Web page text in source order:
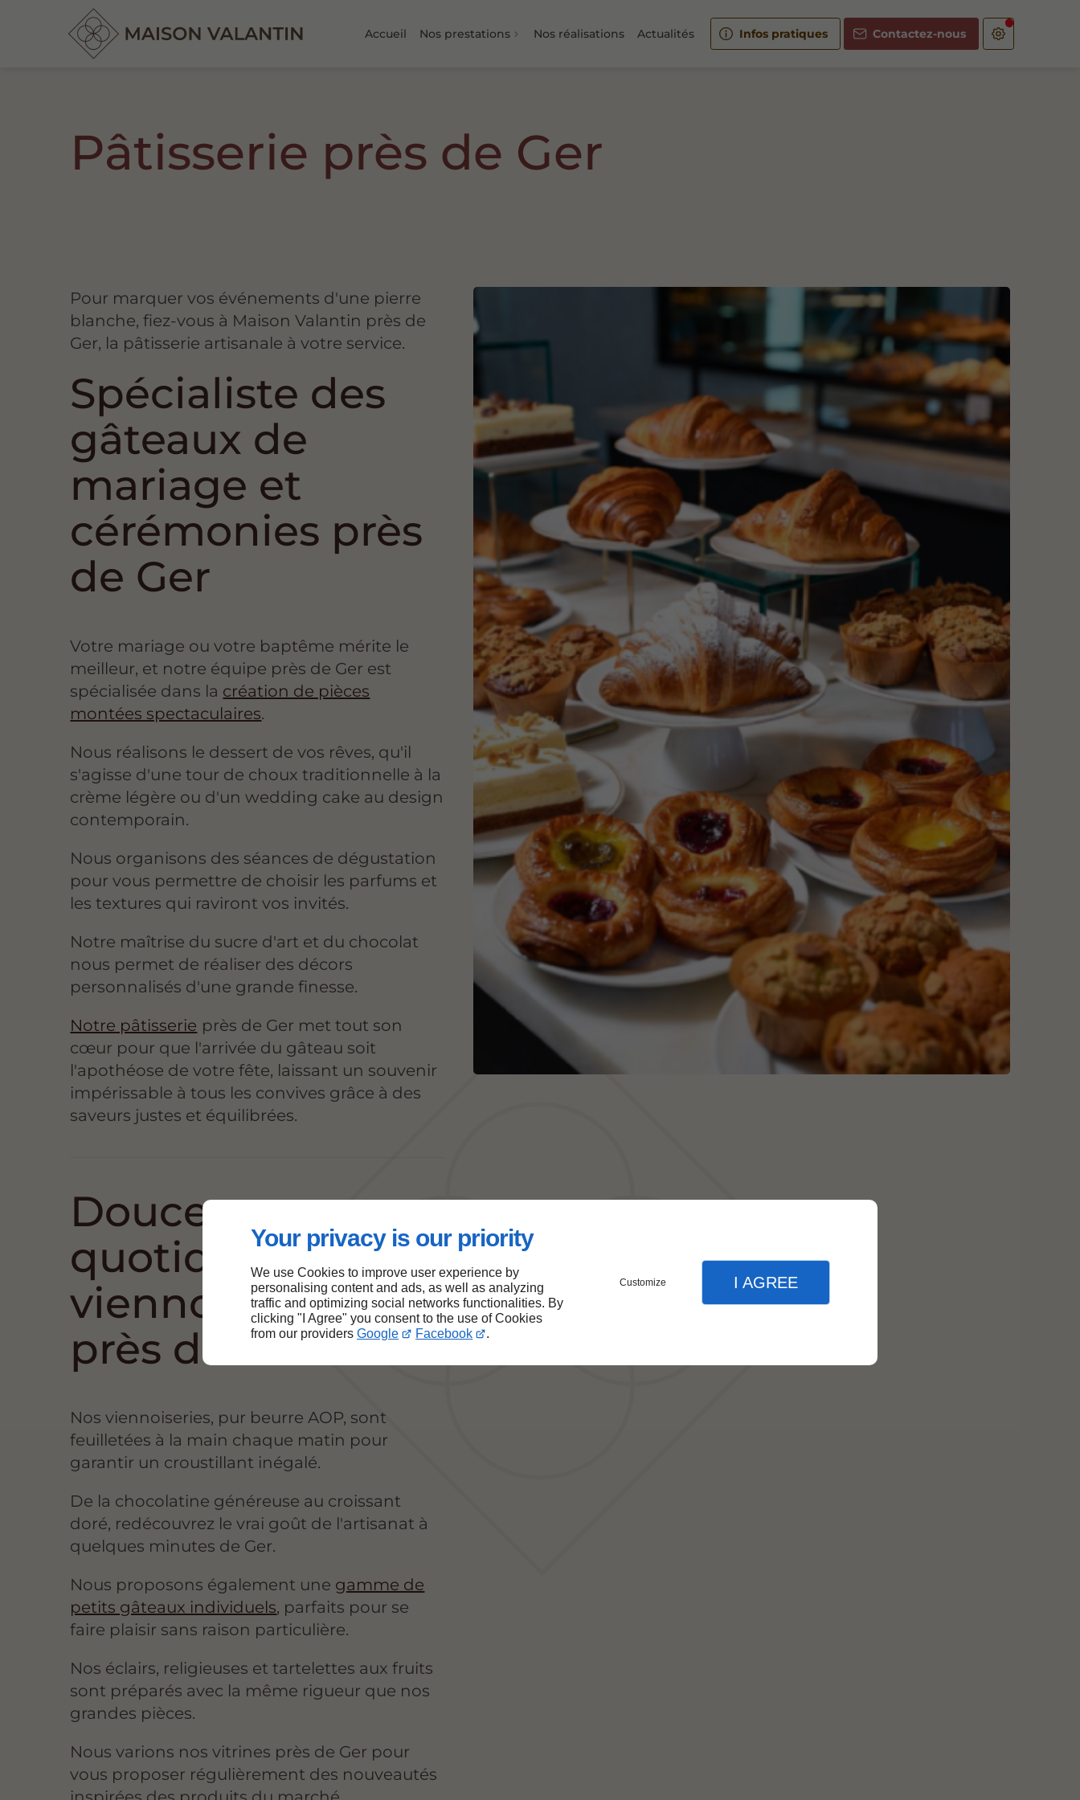
Your privacy is our priority
We use Cookies to improve user experience by
personalising content and ads, as well as analyzing
traffic and optimizing social networks functionalities. By
clicking "I Agree" you consent to the use of Cookies
from our providers Google Facebook .
Customize I AGREE
Accueil Nos prestations Nos réalisations Actualités Infos pratiques Contactez-nous
Pâtisserie près de Ger
Pour marquer vos événements d'une pierre
blanche, fiez-vous à Maison Valantin près de
Ger, la pâtisserie artisanale à votre service.
Spécialiste des
gâteaux de
mariage et
cérémonies près
de Ger
Votre mariage ou votre baptême mérite le
meilleur, et notre équipe près de Ger est
spécialisée dans la création de pièces
montées spectaculaires.
Nous réalisons le dessert de vos rêves, qu'il
s'agisse d'une tour de choux traditionnelle à la
crème légère ou d'un wedding cake au design
contemporain.
Nous organisons des séances de dégustation
pour vous permettre de choisir les parfums et
les textures qui raviront vos invités.
Notre maîtrise du sucre d'art et du chocolat
nous permet de réaliser des décors
personnalisés d'une grande finesse.
Notre pâtisserie près de Ger met tout son
cœur pour que l'arrivée du gâteau soit
l'apothéose de votre fête, laissant un souvenir
impérissable à tous les convives grâce à des
saveurs justes et équilibrées.
Douceurs
quotidiennes et
viennoiseries
près de Ger
Nos viennoiseries, pur beurre AOP, sont
feuilletées à la main chaque matin pour
garantir un croustillant inégalé.
De la chocolatine généreuse au croissant
doré, redécouvrez le vrai goût de l'artisanat à
quelques minutes de Ger.
Nous proposons également une gamme de
petits gâteaux individuels, parfaits pour se
faire plaisir sans raison particulière.
Nos éclairs, religieuses et tartelettes aux fruits
sont préparés avec la même rigueur que nos
grandes pièces.
Nous varions nos vitrines près de Ger pour
vous proposer régulièrement des nouveautés